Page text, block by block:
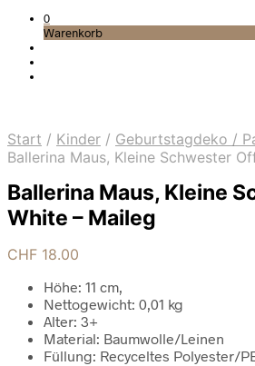
0
Warenkorb
Start / Kinder / Geburtstagdeko /
Ballerina Maus, Kleine Schwester
Ballerina Maus, Kleine
White – Maileg
CHF 18.00
Höhe: 11 cm,
Nettogewicht: 0,01 kg
Alter: 3+
Material: Baumwolle/Leinen
Füllung: Recyceltes Polyester/